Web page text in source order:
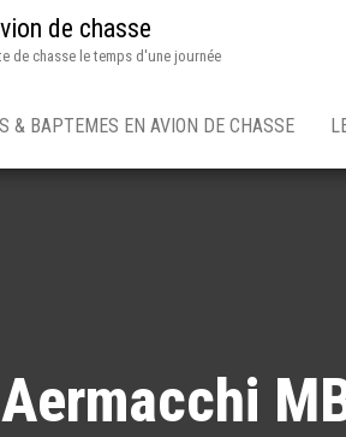
de chasse
de chasse le temps d'une journée
& BAPTEMES EN AVION DE CHASSE
Aermacchi